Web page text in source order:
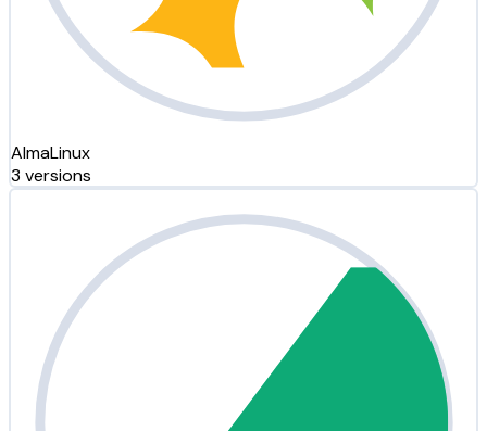
AlmaLinux
3 versions